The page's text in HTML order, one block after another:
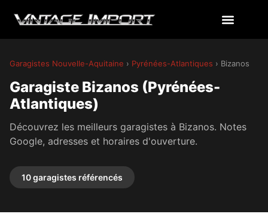
Garagistes Nouvelle-Aquitaine › Pyrénées-Atlantiques › Bizanos
Garagiste Bizanos (Pyrénées-
Atlantiques)
Découvrez les meilleurs garagistes à Bizanos. Notes
Google, adresses et horaires d'ouverture.
10 garagistes référencés